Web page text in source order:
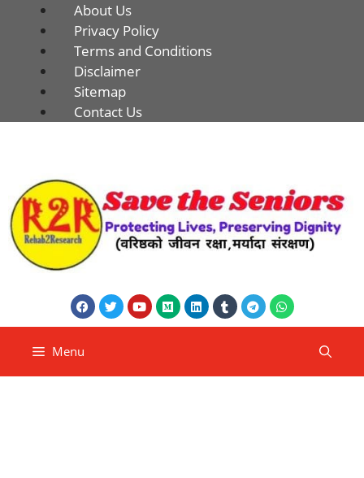
About Us
Privacy Policy
Terms and Conditions
Disclaimer
Sitemap
Contact Us
Menu